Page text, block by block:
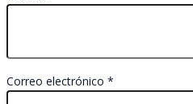
Correo electrónico *